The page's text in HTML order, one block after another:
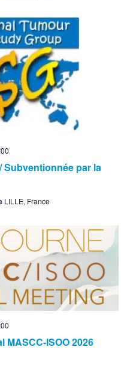
Subventionnée par la
LILLE, France
ISOO 2026